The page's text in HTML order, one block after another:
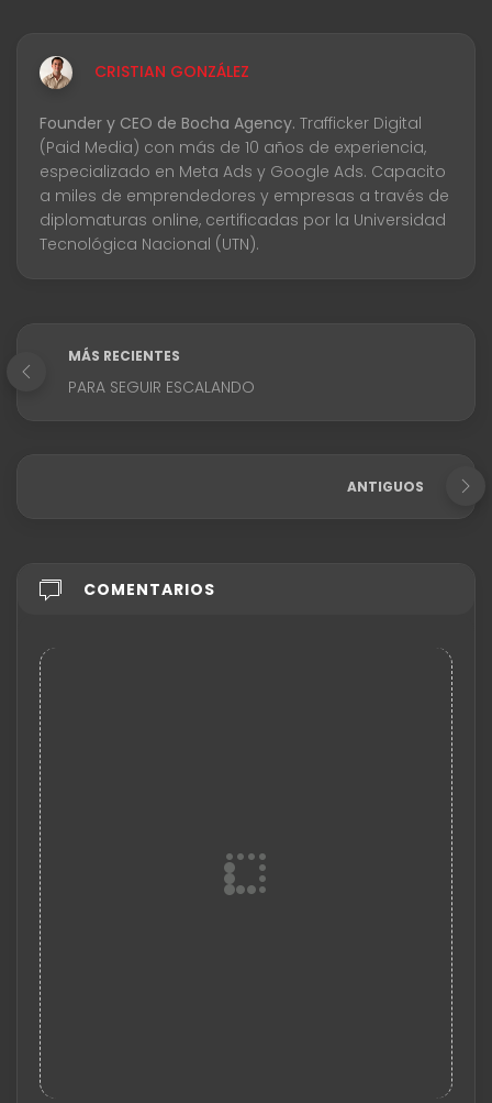
CRISTIAN GONZÁLEZ
Founder y CEO de Bocha Agency. Trafficker Digital
(Paid Media) con más de 10 años de experiencia,
especializado en Meta Ads y Google Ads. Capacito
a miles de emprendedores y empresas a través de
diplomaturas online, certificadas por la Universidad
Tecnológica Nacional (UTN).
MÁS RECIENTES
PARA SEGUIR ESCALANDO
ANTIGUOS
COMENTARIOS